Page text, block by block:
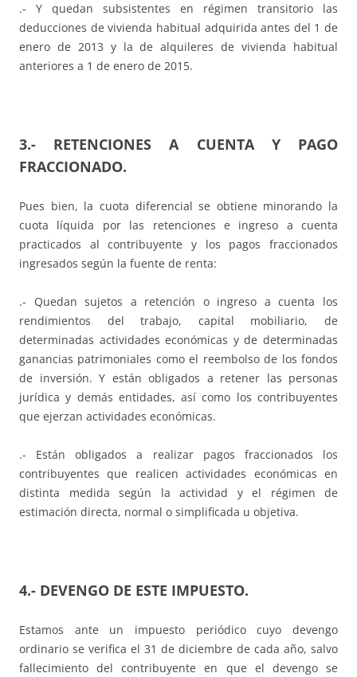
.- Y quedan subsistentes en régimen transitorio las
deducciones de vivienda habitual adquirida antes del 1 de
enero de 2013 y la de alquileres de vivienda habitual
anteriores a 1 de enero de 2015.
3.- RETENCIONES A CUENTA Y PAGO
FRACCIONADO.
Pues bien, la cuota diferencial se obtiene minorando la
cuota líquida por las retenciones e ingreso a cuenta
practicados al contribuyente y los pagos fraccionados
ingresados según la fuente de renta:
.- Quedan sujetos a retención o ingreso a cuenta los
rendimientos del trabajo, capital mobiliario, de
determinadas actividades económicas y de determinadas
ganancias patrimoniales como el reembolso de los fondos
de inversión. Y están obligados a retener las personas
jurídica y demás entidades, así como los contribuyentes
que ejerzan actividades económicas.
.- Están obligados a realizar pagos fraccionados los
contribuyentes que realicen actividades económicas en
distinta medida según la actividad y el régimen de
estimación directa, normal o simplificada u objetiva.
4.- DEVENGO DE ESTE IMPUESTO.
Estamos ante un impuesto periódico cuyo devengo
ordinario se verifica el 31 de diciembre de cada año, salvo
fallecimiento del contribuyente en que el devengo se